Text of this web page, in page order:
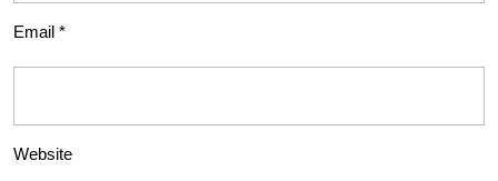
Email *
Website